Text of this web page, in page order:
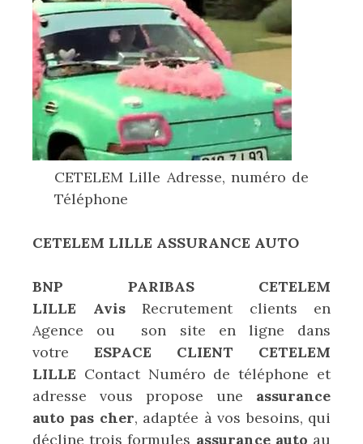
CETELEM Lille Adresse, numéro de
Téléphone
CETELEM LILLE ASSURANCE AUTO
BNP PARIBAS CETELEM
LILLE Avis Recrutement clients en
Agence ou son site en ligne dans
votre ESPACE CLIENT
CETELEM
LILLE Contact Numéro de téléphone et
adresse vous propose une assurance
auto pas cher, adaptée à vos besoins, qui
décline trois formules assurance auto au